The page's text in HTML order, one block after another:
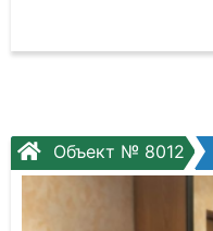
Объект № 8012